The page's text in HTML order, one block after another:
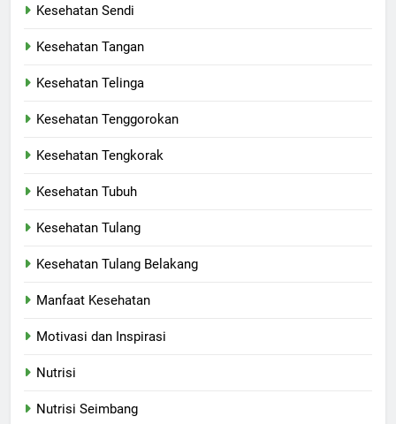
Kesehatan Sendi
Kesehatan Tangan
Kesehatan Telinga
Kesehatan Tenggorokan
Kesehatan Tengkorak
Kesehatan Tubuh
Kesehatan Tulang
Kesehatan Tulang Belakang
Manfaat Kesehatan
Motivasi dan Inspirasi
Nutrisi
Nutrisi Seimbang